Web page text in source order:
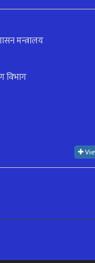
मन्त्रालय
विभाग